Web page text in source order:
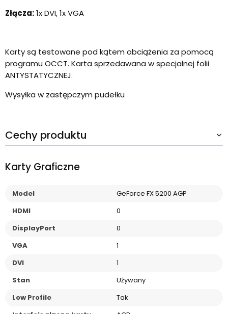
Złącza:1x DVI, 1x VGA
Karty są testowane pod kątem obciążenia za pomocą
programu OCCT. Karta sprzedawana w specjalnej folii
ANTYSTATYCZNEJ.
Wysyłka w zastępczym pudełku
Cechy produktu
Karty Graficzne
Model
GeForce FX 5200 AGP
HDMI
0
DisplayPort
0
VGA
1
DVI
1
Stan
Używany
Low Profile
Tak